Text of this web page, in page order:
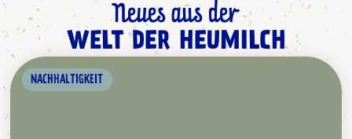
Neues aus der
WELT DER HEUMILCH
NACHHALTIGKEIT